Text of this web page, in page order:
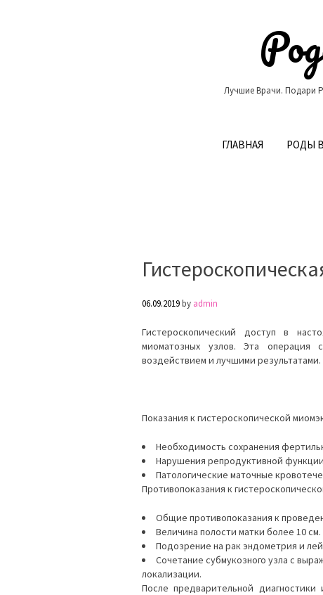
Лучшие Врачи. Подари
ГЛАВНАЯ РОДЫ
06.09.2019by admin
Гистероскопический доступ в
миоматозных узлов. Эта операция
воздействием и лучшими результатами.
Показания к гистероскопической
Необходимость сохранения
Нарушения репродуктивной
Патологические маточные
Противопоказания к
Общие противопоказания к
Величина полости матки более 10 см.
Подозрение на рак эндометрия и
Сочетание субмукозного узла с
локализации.
После предварительной